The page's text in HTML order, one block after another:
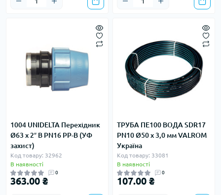
1004 UNIDELTA Перехідник
Ø63 х 2″ В PN16 PP-B (УФ
захист)
Код товару: 32962
В наявності
0
363.00 ₴
ТРУБА ПЕ100 ВОДА SDR17
PN10 Ø50 х 3,0 мм VALROM
Україна
Код товару: 33081
В наявності
0
107.00 ₴